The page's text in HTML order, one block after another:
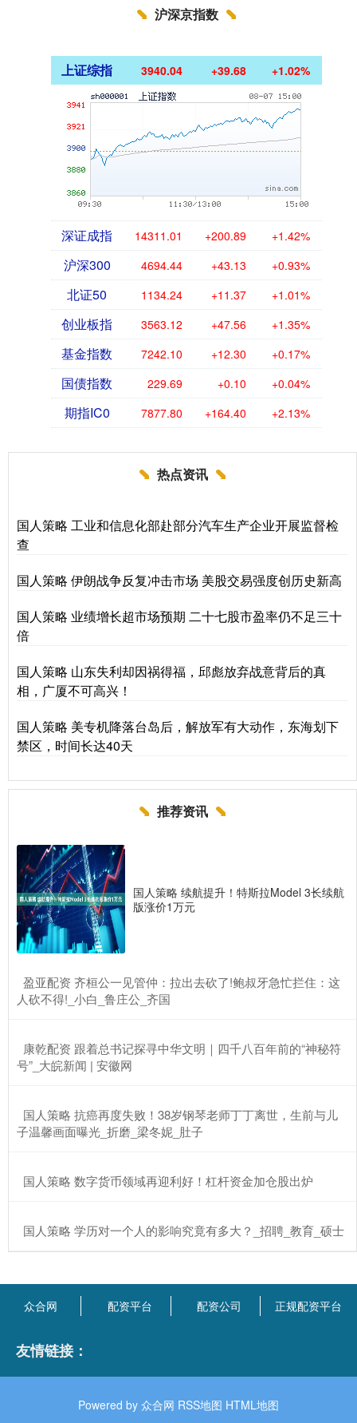
沪深京指数
上证综指 3940.04 +39.68 +1.02%
深证成指 14311.01 +200.89 +1.42%
沪深300 4694.44 +43.13 +0.93%
北证50 1134.24 +11.37 +1.01%
创业板指 3563.12 +47.56 +1.35%
基金指数 7242.10 +12.30 +0.17%
国债指数 229.69 +0.10 +0.04%
期指IC0 7877.80 +164.40 +2.13%
热点资讯
国人策略 工业和信息化部赴部分汽车生产企业开展监督检
查
国人策略 伊朗战争反复冲击市场 美股交易强度创历史新高
国人策略 业绩增长超市场预期 二十七股市盈率仍不足三十
倍
国人策略 山东失利却因祸得福，邱彪放弃战意背后的真
相，广厦不可高兴！
国人策略 美专机降落台岛后，解放军有大动作，东海划下
禁区，时间长达40天
推荐资讯
国人策略 续航提升！特斯拉Model 3长续航
版涨价1万元
​盈亚配资 齐桓公一见管仲：拉出去砍了!鲍叔牙急忙拦住：这
人砍不得!_小白_鲁庄公_齐国
​康乾配资 跟着总书记探寻中华文明｜四千八百年前的“神秘符
号”_大皖新闻 | 安徽网
​国人策略 抗癌再度失败！38岁钢琴老师丁丁离世，生前与儿
子温馨画面曝光_折磨_梁冬妮_肚子
​国人策略 数字货币领域再迎利好！杠杆资金加仓股出炉
​国人策略 学历对一个人的影响究竟有多大？_招聘_教育_硕士
众合网 配资平台 配资公司 正规配资平台
友情链接：
Powered by 众合网 RSS地图 HTML地图